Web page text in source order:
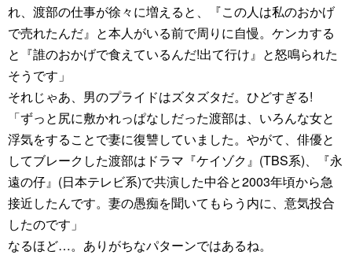
れ、渡部の仕事が徐々に増えると、『この人は私のおかげ
で売れたんだ』と本人がいる前で周りに自慢。ケンカする
と『誰のおかげで食えているんだ!出て行け』と怒鳴られた
そうです」
それじゃあ、男のプライドはズタズタだ。ひどすぎる!
「ずっと尻に敷かれっぱなしだった渡部は、いろんな女と
浮気をすることで妻に復讐していました。やがて、俳優と
してブレークした渡部はドラマ『ケイゾク』(TBS系)、『永
遠の仔』(日本テレビ系)で共演した中谷と2003年頃から急
接近したんです。妻の愚痴を聞いてもらう内に、意気投合
したのです」
なるほど…。ありがちなパターンではあるね。